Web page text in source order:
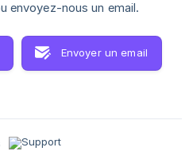
envoyez-nous un email.
Envoyer un email